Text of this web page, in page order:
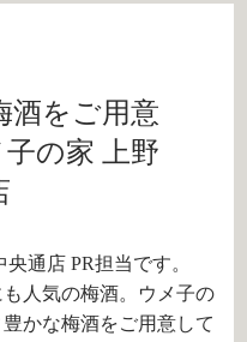
酒をご用意
の家 上野
通店 PR担当です。
人気の梅酒。ウメ子の
かな梅酒をご用意して